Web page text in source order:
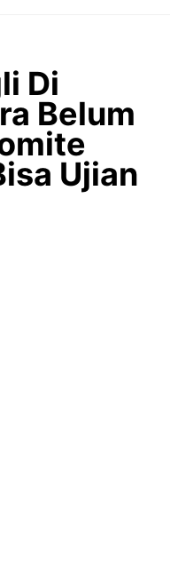
Di
Belum
Ujian